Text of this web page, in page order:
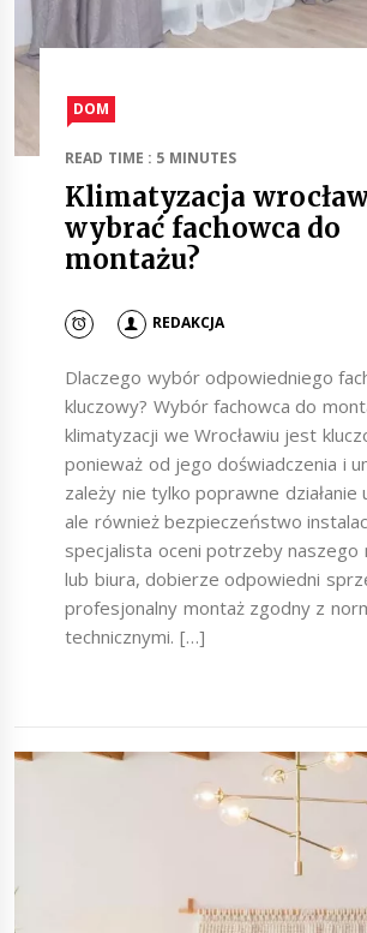
DOM
READ TIME : 5 MINUTES
Klimatyzacja
wybrać fachowca do
montażu?
REDAKCJA
Dlaczego wybór odpowiedniego
kluczowy? Wybór fachowca do
klimatyzacji we Wrocławiu jest
ponieważ od jego doświadczenia i
zależy nie tylko poprawne działanie
ale również bezpieczeństwo
specjalista oceni potrzeby naszego
lub biura, dobierze odpowiedni
profesjonalny montaż zgodny z
technicznymi. […]